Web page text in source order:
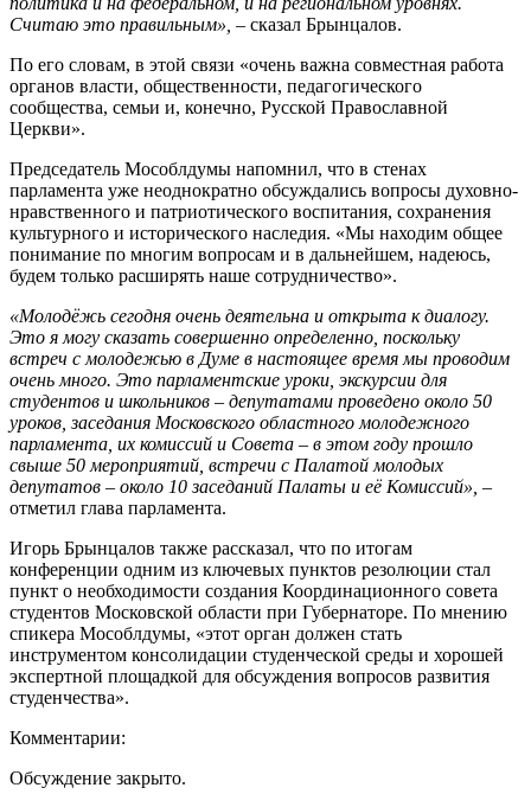
Считаю это правильным», – сказал Брынцалов.
По его словам, в этой связи «очень важна совместная работа
органов власти, общественности, педагогического
сообщества, семьи и, конечно, Русской Православной
Церкви».
Председатель Мособлдумы напомнил, что в стенах
парламента уже неоднократно обсуждались вопросы духовно-
нравственного и патриотического воспитания, сохранения
культурного и исторического наследия. «Мы находим общее
понимание по многим вопросам и в дальнейшем, надеюсь,
будем только расширять наше сотрудничество».
«Молодёжь сегодня очень деятельна и открыта к диалогу.
Это я могу сказать совершенно определенно, поскольку
встреч с молодежью в Думе в настоящее время мы проводим
очень много. Это парламентские уроки, экскурсии для
студентов и школьников – депутатами проведено около 50
уроков, заседания Московского областного молодежного
парламента, их комиссий и Совета – в этом году прошло
свыше 50 мероприятий, встречи с Палатой молодых
депутатов – около 10 заседаний Палаты и её Комиссий», –
отметил глава парламента.
Игорь Брынцалов также рассказал, что по итогам
конференции одним из ключевых пунктов резолюции стал
пункт о необходимости создания Координационного совета
студентов Московской области при Губернаторе. По мнению
спикера Мособлдумы, «этот орган должен стать
инструментом консолидации студенческой среды и хорошей
экспертной площадкой для обсуждения вопросов развития
студенчества».
Комментарии:
Обсуждение закрыто.